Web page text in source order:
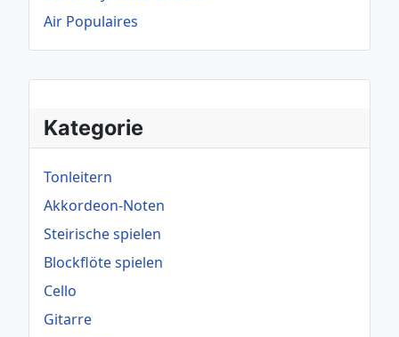
Kategorie
Tonleitern
Akkordeon-Noten
Steirische spielen
Blockflöte spielen
Cello
Gitarre
Air Populaires